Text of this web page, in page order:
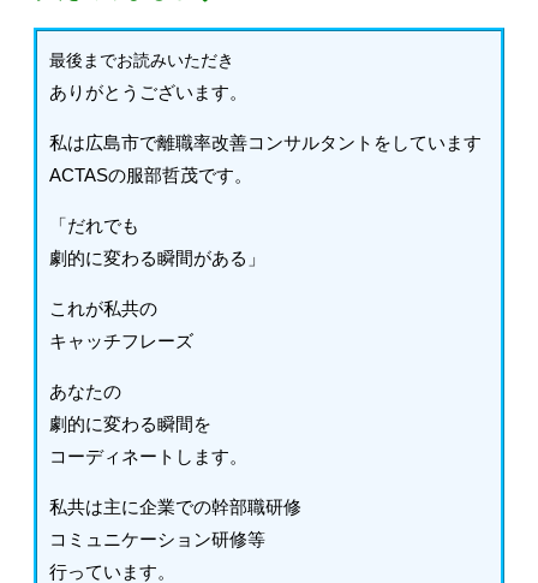
最後までお読みいただき
ありがとうございます。
私は広島市で離職率改善コンサルタントをしています
ACTASの服部哲茂です。
「だれでも
劇的に変わる瞬間がある」
これが私共の
キャッチフレーズ
あなたの
劇的に変わる瞬間を
コーディネートします。
私共は主に企業での幹部職研修
コミュニケーション研修等
行っています。